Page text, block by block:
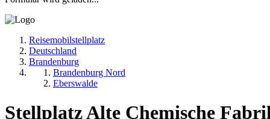
Reisemobilstellplatz
Deutschland
Brandenburg
Brandenburg Nord
Eberswalde
Stellplatz Alte Chemische